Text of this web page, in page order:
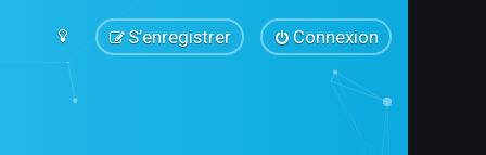
Connexion
S’enregistrer